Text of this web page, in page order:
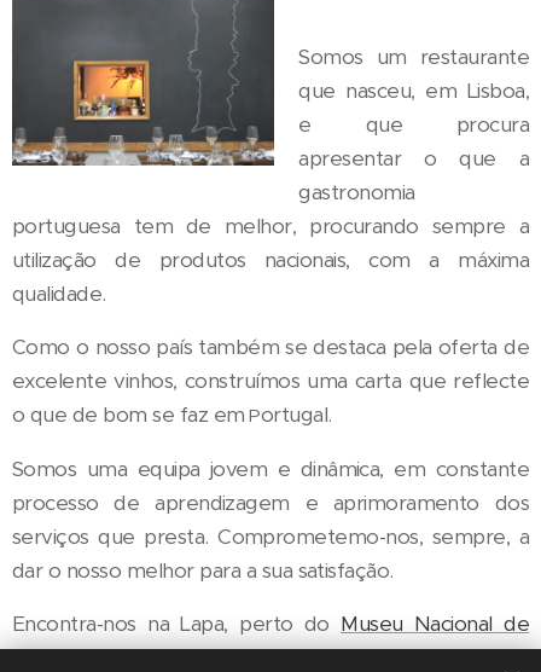
Somos um restaurante
que nasceu, em Lisboa,
e que procura
apresentar o que a
gastronomia
portuguesa tem de melhor, procurando sempre a
utilização de produtos nacionais, com a máxima
qualidade.
Como o nosso país também se destaca pela oferta de
excelente vinhos, construímos uma carta que reflecte
o que de bom se faz em Portugal.
Somos uma equipa jovem e dinâmica, em constante
processo de aprendizagem e aprimoramento dos
serviços que presta. Comprometemo-nos, sempre, a
dar o nosso melhor para a sua satisfação.
Encontra-nos na Lapa, perto do Museu Nacional de
Arte Antiga. Esperamos por si!